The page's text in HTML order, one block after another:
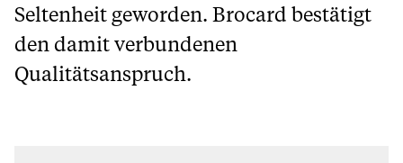
Seltenheit geworden. Brocard bestätigt
den damit verbundenen
Qualitätsanspruch.